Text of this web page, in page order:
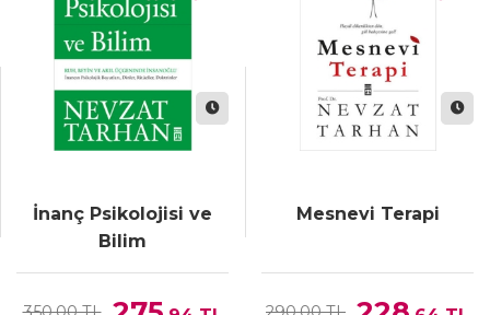
İnanç Psikolojisi ve
Bilim
Mesnevi Terapi